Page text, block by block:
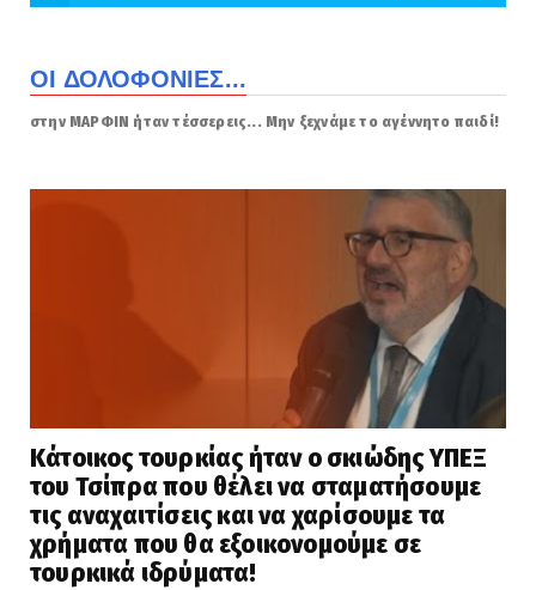
ΟΙ ΔΟΛΟΦΟΝΙΕΣ...
στην ΜΑΡΦΙΝ ήταν τέσσερεις... Μην ξεχνάμε το αγέννητο παιδί!
Κάτοικος τουρκίας ήταν ο σκιώδης ΥΠΕΞ
του Τσίπρα που θέλει να σταματήσουμε
τις αναχαιτίσεις και να χαρίσουμε τα
χρήματα που θα εξοικονομούμε σε
τουρκικά ιδρύματα!